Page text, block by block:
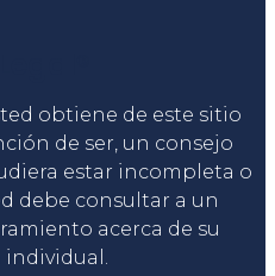
obtiene de este sitio
de ser, un consejo
estar incompleta o
debe consultar a un
acerca de su